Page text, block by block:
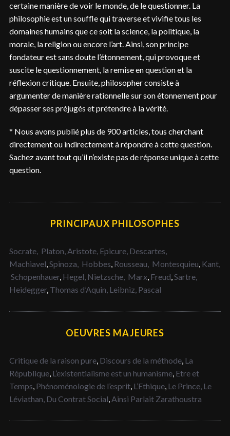
certaine manière de voir le monde, de le questionner. La
philosophie est un souffle qui traverse et vivifie tous les
domaines humains que ce soit la science, la politique, la
morale, la religion ou encore l’art. Ainsi, son principe
fondateur est sans doute l’étonnement, qui provoque et
suscite le questionnement, la remise en question et la
réflexion critique. Ensuite, philosopher consiste à
argumenter de manière rationnelle sur son étonnement pour
dépasser ses préjugés et prétendre à la vérité.
* Nous avons publié plus de 900 articles, tous cherchant
directement ou indirectement à répondre à cette question.
Sachez avant tout qu’il n’existe pas de réponse unique à cette
question.
PRINCIPAUX PHILOSOPHES
Socrate, Platon,Aristote, Epicure, Descartes,
Machiavel,Spinoza, Hobbes, Rousseau, Montesquieu, Kant,
Schopenhauer, Hegel, Nietzsche, Marx, Freud,Sartre,
Heidegger, Thomas d’Aquin, Leibniz, Pascal
OEUVRES MAJEURES
Critique de la raison pure, Discours de la méthode, La
République, L’existentialisme est un humanisme, Etre et
Temps, Phénoménologie de l’esprit, L’Ethique, Le Prince, Le
Léviathan, Du Contrat Social,Ainsi Parlait Zarathoustra